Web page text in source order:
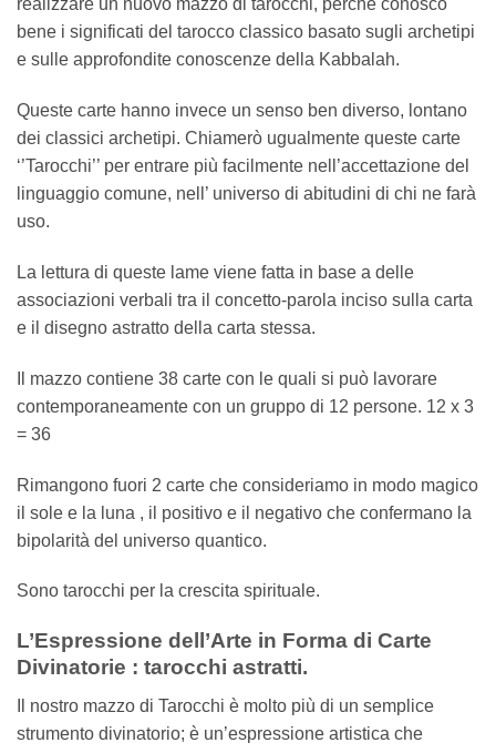
realizzare un nuovo mazzo di tarocchi, perche conosco
bene i significati del tarocco classico basato sugli archetipi
e sulle approfondite conoscenze della Kabbalah.
Queste carte hanno invece un senso ben diverso, lontano
dei classici archetipi. Chiamerò ugualmente queste carte
‘’Tarocchi’’ per entrare più facilmente nell’accettazione del
linguaggio comune, nell’ universo di abitudini di chi ne farà
uso.
La lettura di queste lame viene fatta in base a delle
associazioni verbali tra il concetto-parola inciso sulla carta
e il disegno astratto della carta stessa.
Il mazzo contiene 38 carte con le quali si può lavorare
contemporaneamente con un gruppo di 12 persone. 12 x 3
= 36
Rimangono fuori 2 carte che consideriamo in modo magico
il sole e la luna , il positivo e il negativo che confermano la
bipolarità del universo quantico.
Sono tarocchi per la crescita spirituale.
L’Espressione dell’Arte in Forma di Carte
Divinatorie : tarocchi astratti.
Il nostro mazzo di Tarocchi è molto più di un semplice
strumento divinatorio; è un’espressione artistica che